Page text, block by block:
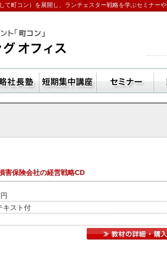
町コン）を展開し、ランチェスター戦略を学ぶセミナーや
ら五十嵐コンサルティング
独立起業塾 戦略社長塾東京・（ランチェ
短期集中講座
害保険会社の経営戦略CD
円
スト付